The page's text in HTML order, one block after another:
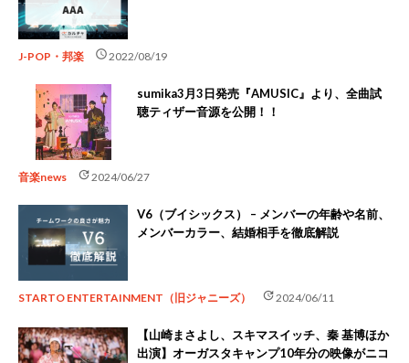
J-POP・邦楽 schedule2022/08/19
sumika3月3日発売『AMUSIC』より、全曲試
聴ティザー音源を公開！！
音楽news update2024/06/27
V6（ブイシックス） – メンバーの年齢や名前、
メンバーカラー、結婚相手を徹底解説
STARTO ENTERTAINMENT（旧ジャニーズ） update2024/06/11
【山崎まさよし、スキマスイッチ、秦 基博ほか
出演】オーガスタキャンプ10年分の映像がニコ